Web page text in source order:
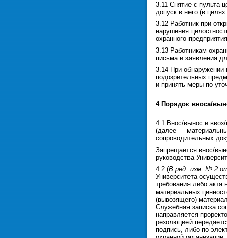
3.11 Снятие с пульта
допуск в него (в
3.12 Работник при
нарушения
охранного
3.13 Работникам
письма и заявления
3.14 При обнаружении
подозрительных
и принять меры по
4 Порядок вноса/
4.1 Внос/вынос и ввоз/
(далее —
сопроводительных
Запрещается внос/
руководства
4.2 (В ред. изм. № 2
Университета
требования либо
материальных
(вывозящего)
Служебная записка
направляется
резолюцией
подпись, либо по